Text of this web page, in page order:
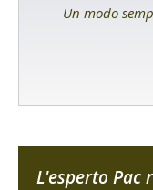
Un modo
L'esperto Pac